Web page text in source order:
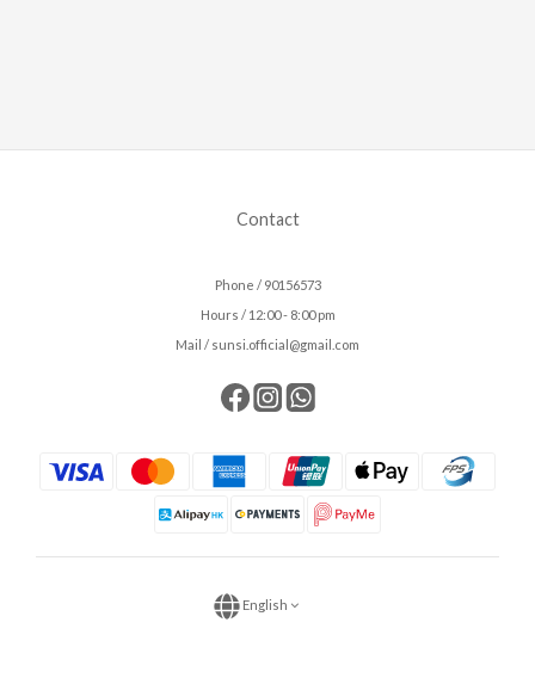
Contact
Phone / 90156573
Hours / 12:00 - 8:00 pm
Mail / sunsi.official@gmail.com
English